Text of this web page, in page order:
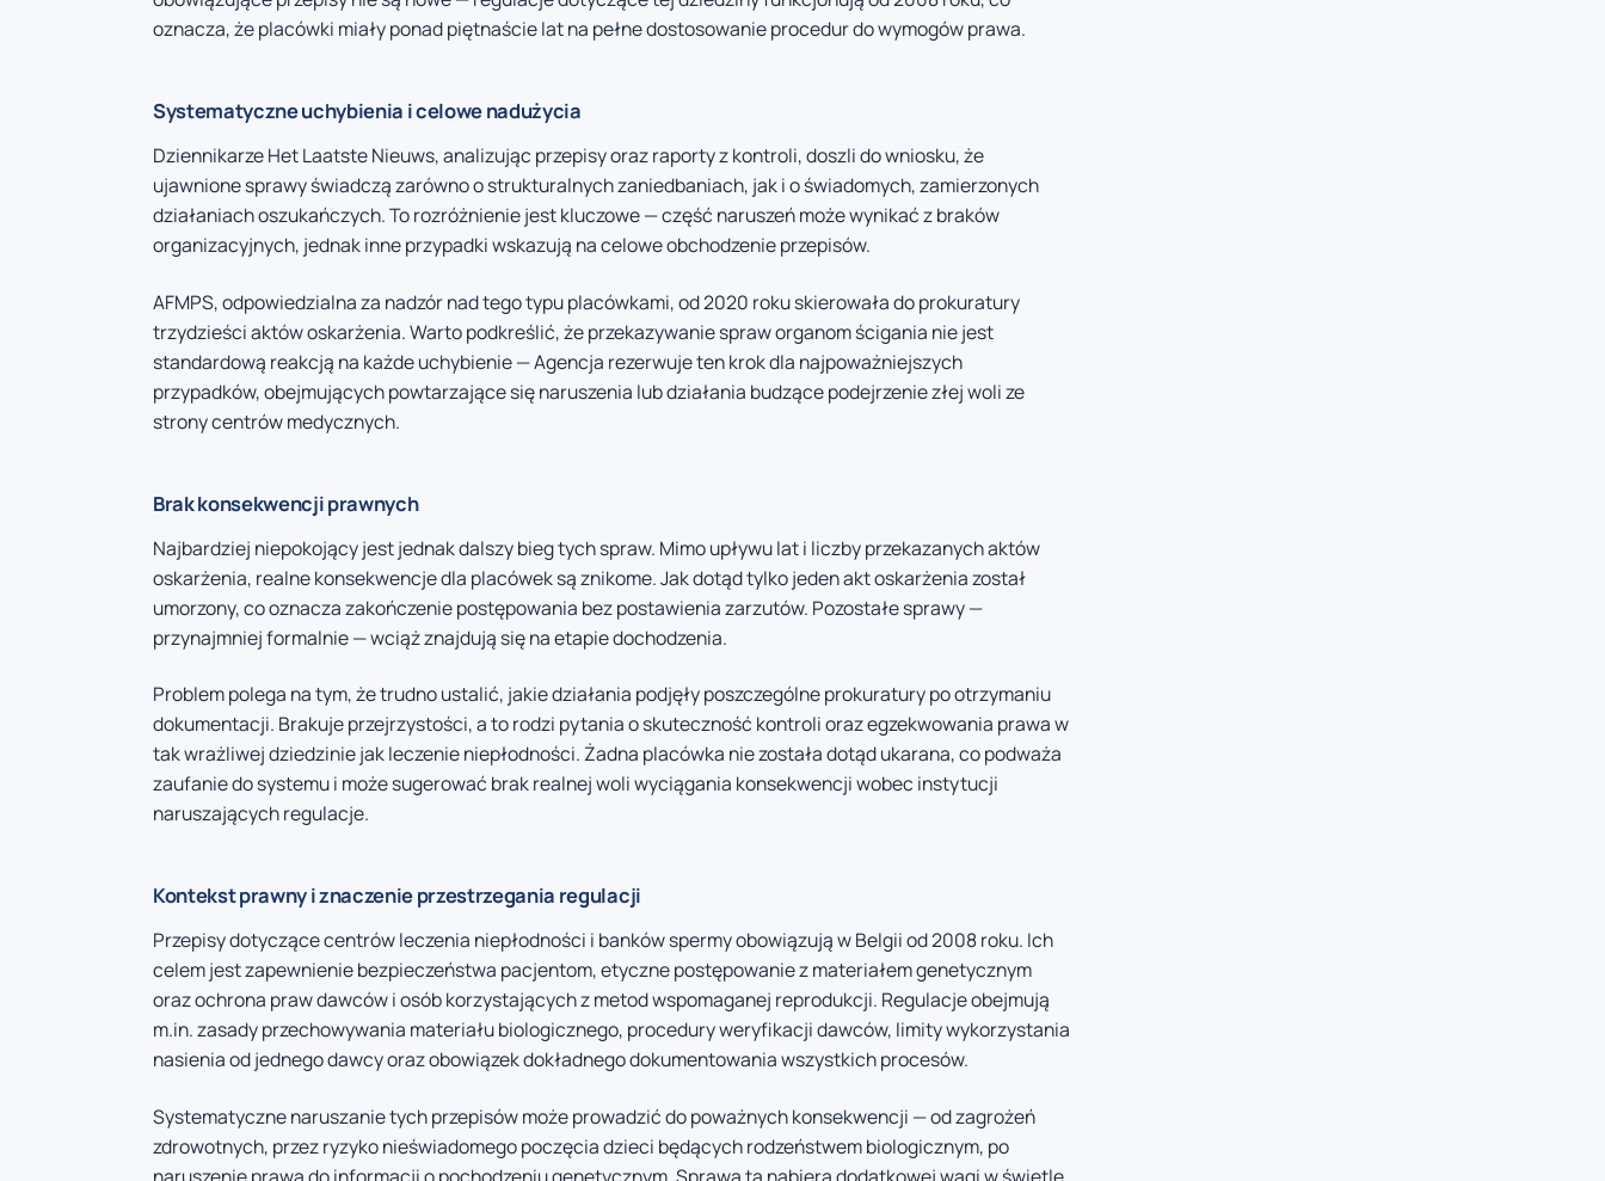
oznacza, że placówki miały ponad piętnaście lat na pełne dostosowanie procedur do wymogów prawa.
Systematyczne uchybienia i celowe nadużycia
Dziennikarze Het Laatste Nieuws, analizując przepisy oraz raporty z kontroli, doszli do wniosku, że
ujawnione sprawy świadczą zarówno o strukturalnych zaniedbaniach, jak i o świadomych, zamierzonych
działaniach oszukańczych. To rozróżnienie jest kluczowe — część naruszeń może wynikać z braków
organizacyjnych, jednak inne przypadki wskazują na celowe obchodzenie przepisów.
AFMPS, odpowiedzialna za nadzór nad tego typu placówkami, od 2020 roku skierowała do prokuratury
trzydzieści aktów oskarżenia. Warto podkreślić, że przekazywanie spraw organom ścigania nie jest
standardową reakcją na każde uchybienie — Agencja rezerwuje ten krok dla najpoważniejszych
przypadków, obejmujących powtarzające się naruszenia lub działania budzące podejrzenie złej woli ze
strony centrów medycznych.
Brak konsekwencji prawnych
Najbardziej niepokojący jest jednak dalszy bieg tych spraw. Mimo upływu lat i liczby przekazanych aktów
oskarżenia, realne konsekwencje dla placówek są znikome. Jak dotąd tylko jeden akt oskarżenia został
umorzony, co oznacza zakończenie postępowania bez postawienia zarzutów. Pozostałe sprawy —
przynajmniej formalnie — wciąż znajdują się na etapie dochodzenia.
Problem polega na tym, że trudno ustalić, jakie działania podjęły poszczególne prokuratury po otrzymaniu
dokumentacji. Brakuje przejrzystości, a to rodzi pytania o skuteczność kontroli oraz egzekwowania prawa w
tak wrażliwej dziedzinie jak leczenie niepłodności. Żadna placówka nie została dotąd ukarana, co podważa
zaufanie do systemu i może sugerować brak realnej woli wyciągania konsekwencji wobec instytucji
naruszających regulacje.
Kontekst prawny i znaczenie przestrzegania regulacji
Przepisy dotyczące centrów leczenia niepłodności i banków spermy obowiązują w Belgii od 2008 roku. Ich
celem jest zapewnienie bezpieczeństwa pacjentom, etyczne postępowanie z materiałem genetycznym
oraz ochrona praw dawców i osób korzystających z metod wspomaganej reprodukcji. Regulacje obejmują
m.in. zasady przechowywania materiału biologicznego, procedury weryfikacji dawców, limity wykorzystania
nasienia od jednego dawcy oraz obowiązek dokładnego dokumentowania wszystkich procesów.
Systematyczne naruszanie tych przepisów może prowadzić do poważnych konsekwencji — od zagrożeń
zdrowotnych, przez ryzyko nieświadomego poczęcia dzieci będących rodzeństwem biologicznym, po